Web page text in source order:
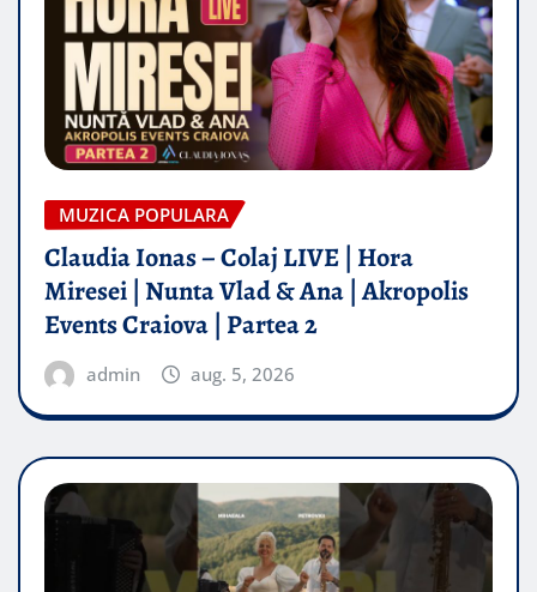
MUZICA POPULARA
Claudia Ionas – Colaj LIVE | Hora
Miresei | Nunta Vlad & Ana | Akropolis
Events Craiova | Partea 2
admin aug. 5, 2026